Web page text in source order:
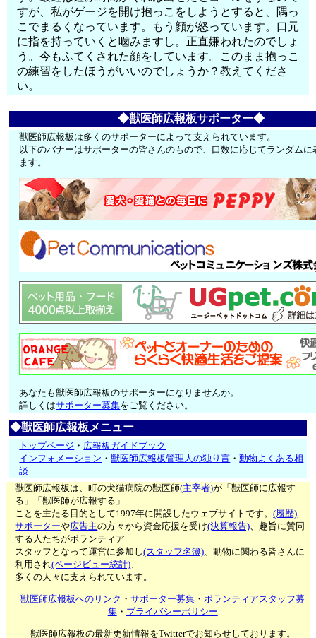
すが、私がゲージを開け抱っこをしようとすると、隅っ
こでまるくなっています。もう顔が怒っています。口元
に指を持っていくと噛みますし。正直嫌われたのでしょ
う。今もふてくされた顔をしています。このまま抱っこ
の練習をしたほうがいいのでしょうか？教えてくださ
い。
◆獣医師広報板サポーター◆
獣医師広報板は多くのサポーターによって支えられています。
以下のバナーはサポーターの皆さんのもので、口数に応じてランダムに
ます。
あなたも獣医師広報板のサポーターになりませんか。
詳しくはサポーター募集をご覧ください。
◆獣医師広報板メニュー
トップページ ・ 広報板ガイドブック
インフォメーション ・獣医師広報板管理人の独り言 ・動物よくある相
談
獣医師広報板は、町の犬猫病院の獣医師(主宰者)が「獣医師に広報す
る」「獣医師が広報する」
ことを主たる目的として1997年に開設したウェブサイトです。(履歴)
サポーターや広告主の方々から資金応援を受け(決算報告)、趣旨に賛同
する人たちがボランティア
スタッフとなって運営に参加し(スタッフ名簿)、動物に関わる皆さんに
利用され(ページビュー統計)、
多くの人々に支えられています。
獣医師広報板へのリンク ・サポーター募集 ・ボランティアスタッフ募
集・ プライバシーポリシー
獣医師広報板の最新更新情報をTwitterでお知らせしております。